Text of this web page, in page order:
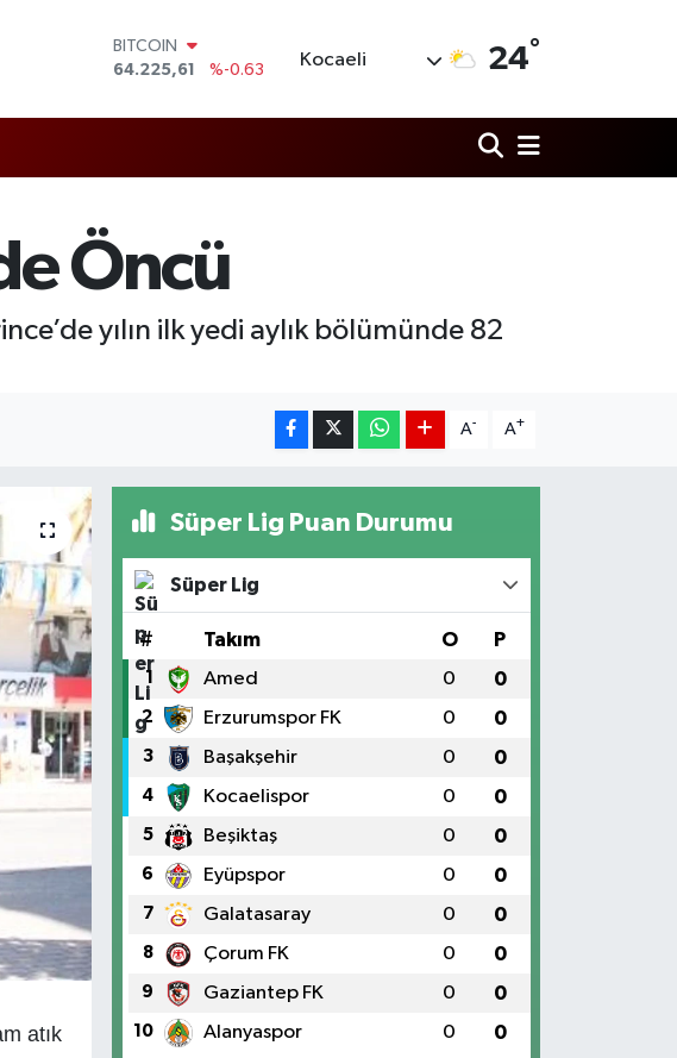
BITCOIN
64.225,61
%-0.63
47,7143
%0.16
GRAM ALTIN
6510.40
BİST100
Kocaeli 24°
Öncü
yılın ilk yedi aylık bölümünde 82
A- A+
atık
Süper Lig Puan Durumu
Süper Lig
# Takım O P
1 Amed 0 0
2 Erzurumspor FK 0 0
3 Başakşehir 0 0
4 Kocaelispor 0 0
5 Beşiktaş 0 0
6 Eyüpspor 0 0
7 Galatasaray 0 0
8 Çorum FK 0 0
9 Gaziantep FK 0 0
10 Alanyaspor 0 0